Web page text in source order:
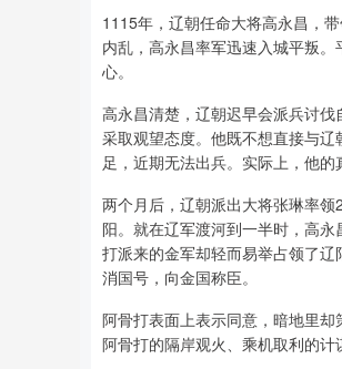
1115年，辽朝任命大将高永昌，
内乱，高永昌率军迅速入城平叛
心。
高永昌清楚，辽朝迟早会派兵讨
采取观望态度。他既不想直接与
足，近期无法出兵。实际上，他
两个月后，辽朝派出大将张琳率
阳。就在辽军渡河到一半时，高
打派来的金军却轻而易举占领了
消国号，向金国称臣。
阿骨打表面上表示同意，暗地里
阿骨打的隔岸观火、乘机取利的计